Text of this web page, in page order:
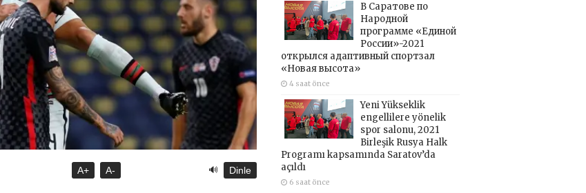
A+ A- 🔊 Dinle
В Саратове по
Народной
программе «Единой
России»-2021
открылся адаптивный спортзал
«Новая высота»
4 saat önce
Yeni Yükseklik
engellilere yönelik
spor salonu, 2021
Birleşik Rusya Halk
Programı kapsamında Saratov’da
açıldı
6 saat önce